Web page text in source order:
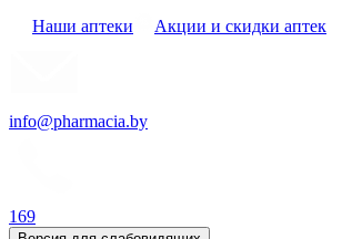
Наши аптеки Акции и скидки аптек
info@pharmacia.by
169